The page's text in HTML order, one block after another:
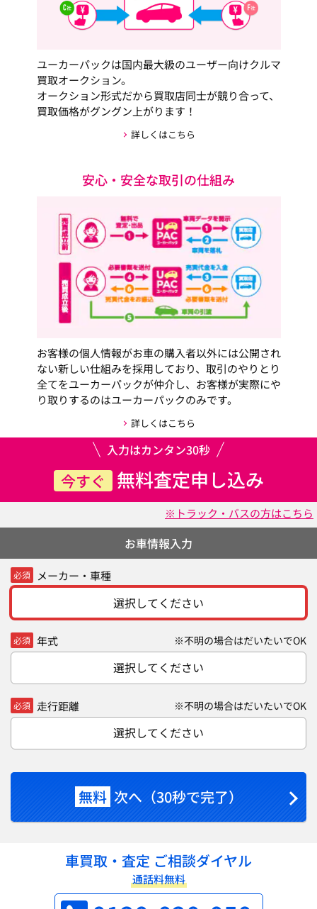
ユーカーパックは国内最大級のユーザー向けクルマ
買取オークション。
オークション形式だから買取店同士が競り合って、
買取価格がグングン上がります！
詳しくはこちら
安心・安全な取引の仕組み
お客様の個人情報がお車の購入者以外には公開され
ない新しい仕組みを採用しており、取引のやりとり
全てをユーカーパックが仲介し、お客様が実際にや
り取りするのはユーカーパックのみです。
詳しくはこちら
入力はカンタン30秒
今すぐ 無料査定申し込み
※トラック・バスの方はこちら
お車情報入力
必須 メーカー・車種
選択してください
必須 年式 ※不明の場合はだいたいでOK
選択してください
必須 走行距離 ※不明の場合はだいたいでOK
選択してください
無料 次へ（30秒で完了）
車買取・査定 ご相談ダイヤル
通話料無料